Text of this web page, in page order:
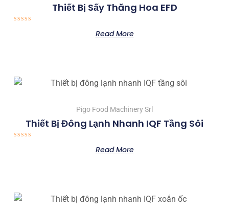
Thiết Bị Sấy Thăng Hoa EFD
Read More
Pigo Food Machinery Srl
Thiết Bị Đông Lạnh Nhanh IQF Tầng Sôi
Read More